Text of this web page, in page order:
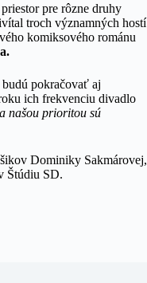
pre rôzne druhy
troch významných hostí
komiksového románu
budú pokračovať aj
ich frekvenciu divadlo
našou prioritou sú
Dominiky Sakmárovej,
Štúdiu SD.